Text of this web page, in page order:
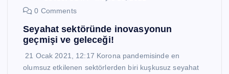
0 Comments
Seyahat sektöründe inovasyonun
geçmişi ve geleceği!
21 Ocak 2021, 12:17 Korona pandemisinde en
olumsuz etkilenen sektörlerden biri kuşkusuz seyahat